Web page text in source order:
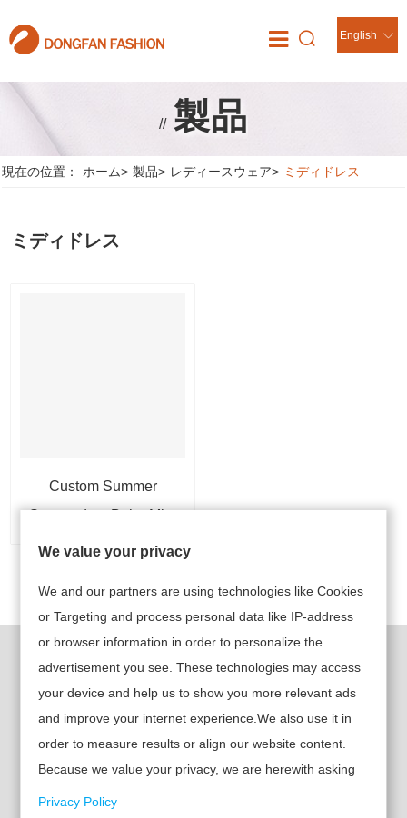
English
// 製品
現在の位置： ホーム> 製品> レディースウェア> ミディドレス
ミディドレス
Custom Summer
Suspenders Boho Midi
Dresses
クイックリンク
> 製品
製品
• 子供用ウェア
• メンズウェア
We value your privacy
We and our partners are using technologies like Cookies
or Targeting and process personal data like IP-address
or browser information in order to personalize the
advertisement you see. These technologies may access
your device and help us to show you more relevant ads
and improve your internet experience.We also use it in
order to measure results or align our website content.
Because we value your privacy, we are herewith asking
your permission to use the following technologies.
Privacy Policy